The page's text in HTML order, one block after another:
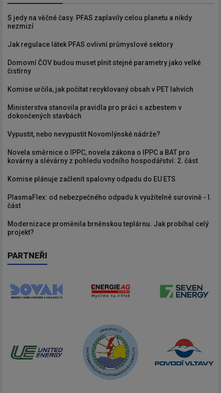
S jedy na věčné časy. PFAS zaplavily celou planetu a nikdy
nezmizí
Jak regulace látek PFAS ovlivní průmyslové sektory
Domovní ČOV budou muset plnit stejné parametry jako velké
čistírny
Komise určila, jak počítat recyklovaný obsah v PET lahvích
Ministerstva stanovila pravidla pro práci s azbestem v
dokončených stavbách
Vypustit, nebo nevypustit Novomlýnské nádrže?
Novela směrnice o IPPC, novela zákona o IPPC a BAT pro
kovárny a slévárny z pohledu vodního hospodářství: 2. část
Komise plánuje začlenit spalovny odpadu do EU ETS
PlasmaFlex: od nebezpečného odpadu k využitelné surovině - I.
část
Modernizace proměnila brněnskou teplárnu. Jak probíhal celý
projekt?
PARTNEŘI